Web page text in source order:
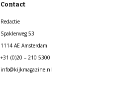
Contact
Redactie
Spaklerweg 53
1114 AE Amsterdam
+31 (0)20 – 210 5300
info@kijkmagazine.nl